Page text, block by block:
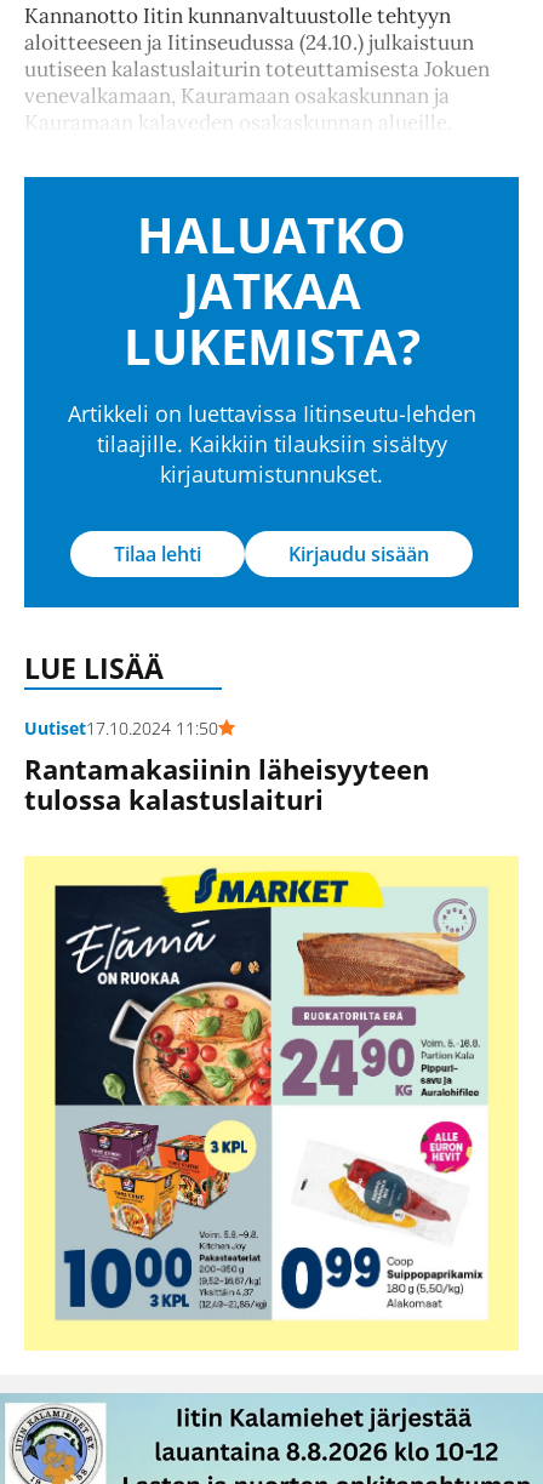
Kannanotto Iitin kunnanvaltuustolle tehtyyn
aloitteeseen ja Iitinseudussa (24.10.) julkaistuun
uutiseen kalastuslaiturin toteuttamisesta Jokuen
venevalkamaan, Kauramaan osakaskunnan ja
Kauramaan kalaveden osakaskunnan alueille.
HALUATKO
JATKAA
LUKEMISTA?
Artikkeli on luettavissa Iitinseutu-lehden
tilaajille. Kaikkiin tilauksiin sisältyy
kirjautumistunnukset.
Tilaa lehti Kirjaudu sisään
LUE LISÄÄ
Uutiset17.10.2024 11:50
Rantamakasiinin läheisyyteen
tulossa kalastuslaituri